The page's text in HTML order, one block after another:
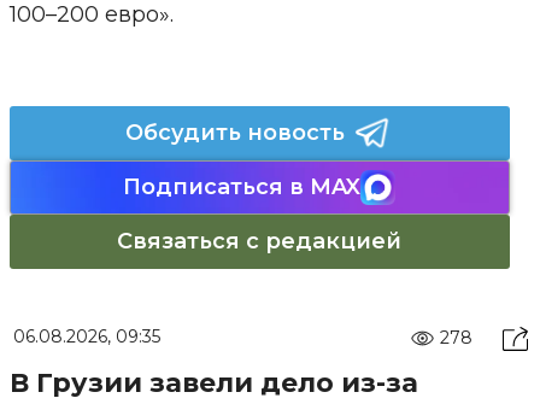
100–200 евро».
Обсудить новость
Подписаться в MAX
Связаться с редакцией
06.08.2026, 09:35 278
В Грузии завели дело из-за